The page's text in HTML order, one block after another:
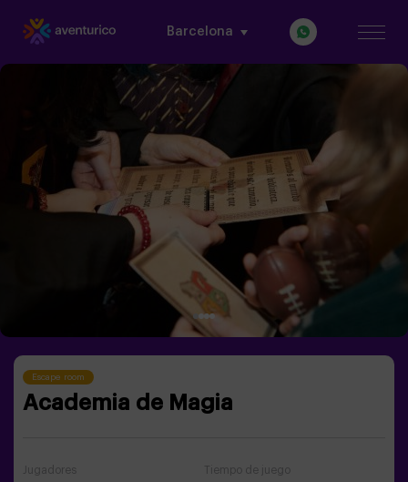
Barcelona
Escape room
Academia de Magia
Jugadores Tiempo de juego